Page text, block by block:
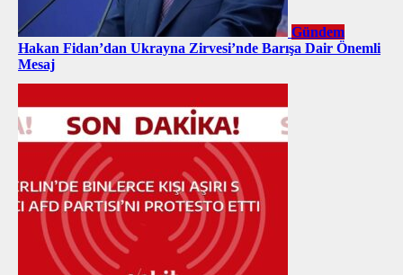
Gündem
Hakan Fidan’dan Ukrayna Zirvesi’nde Barışa Dair Önemli
Mesaj